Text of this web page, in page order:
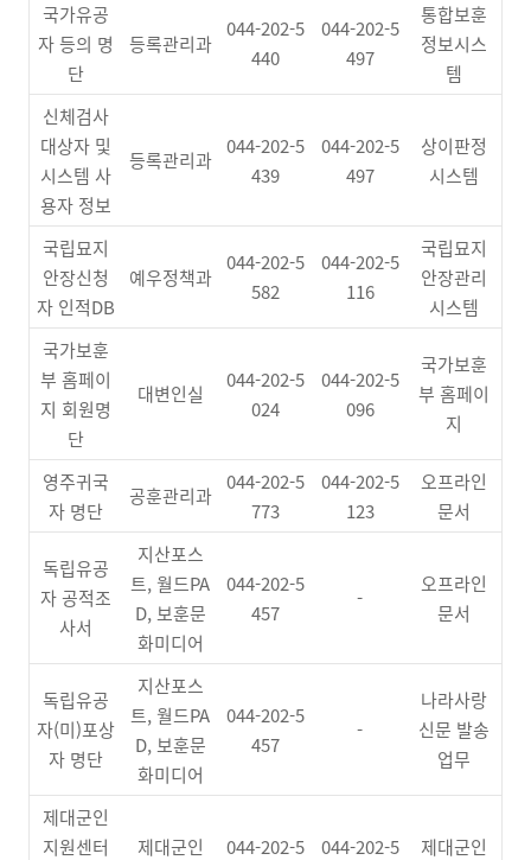
국가유공
자 등의 명
단
등록관리과
044-202-5
440
044-202-5
497
통합보훈
정보시스
템
신체검사
대상자 및
시스템 사
용자 정보
등록관리과
044-202-5
439
044-202-5
497
상이판정
시스템
국립묘지
안장신청
자 인적DB
예우정책과
044-202-5
582
044-202-5
116
국립묘지
안장관리
시스템
국가보훈
부 홈페이
지 회원명
단
대변인실
044-202-5
024
044-202-5
096
국가보훈
부 홈페이
지
영주귀국
자 명단
공훈관리과
044-202-5
773
044-202-5
123
오프라인
문서
독립유공
자 공적조
사서
지산포스
트, 월드PA
D, 보훈문
화미디어
044-202-5
457
-
오프라인
문서
독립유공
자(미)포상
자 명단
지산포스
트, 월드PA
D, 보훈문
화미디어
044-202-5
457
-
나라사랑
신문 발송
업무
제대군인
지원센터
제대군인
044-202-5
044-202-5
제대군인